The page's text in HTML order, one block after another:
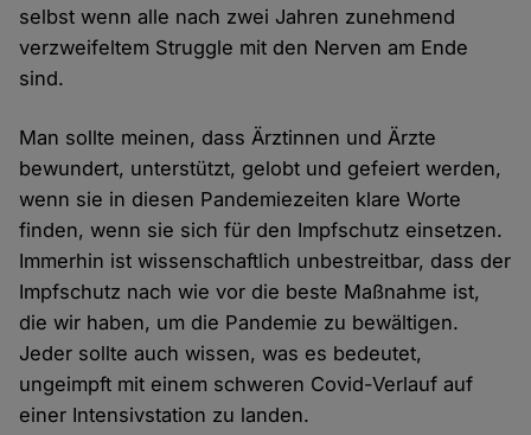
selbst wenn alle nach zwei Jahren zunehmend
verzweifeltem Struggle mit den Nerven am Ende
sind.
Man sollte meinen, dass Ärztinnen und Ärzte
bewundert, unterstützt, gelobt und gefeiert werden,
wenn sie in diesen Pandemiezeiten klare Worte
finden, wenn sie sich für den Impfschutz einsetzen.
Immerhin ist wissenschaftlich unbestreitbar, dass der
Impfschutz nach wie vor die beste Maßnahme ist,
die wir haben, um die Pandemie zu bewältigen.
Jeder sollte auch wissen, was es bedeutet,
ungeimpft mit einem schweren Covid-Verlauf auf
einer Intensivstation zu landen.